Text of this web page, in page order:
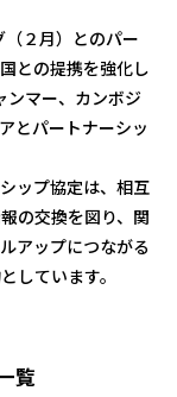
２月）とのパー
との提携を強化し
ンマー、カンボジ
とパートナーシッ
ップ協定は、相互
の交換を図り、関
アップにつながる
しています。
覧